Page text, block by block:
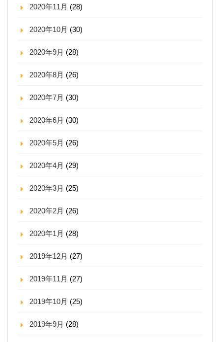
2020年11月 (28)
2020年10月 (30)
2020年9月 (28)
2020年8月 (26)
2020年7月 (30)
2020年6月 (30)
2020年5月 (26)
2020年4月 (29)
2020年3月 (25)
2020年2月 (26)
2020年1月 (28)
2019年12月 (27)
2019年11月 (27)
2019年10月 (25)
2019年9月 (28)